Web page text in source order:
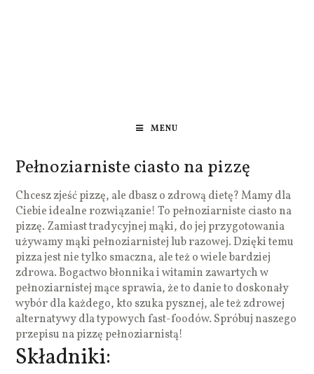
MENU
Pełnoziarniste ciasto na pizzę
Chcesz zjeść pizzę, ale dbasz o zdrową dietę? Mamy dla
Ciebie idealne rozwiązanie! To pełnoziarniste ciasto na
pizzę. Zamiast tradycyjnej mąki, do jej przygotowania
używamy mąki pełnoziarnistej lub razowej. Dzięki temu
pizza jest nie tylko smaczna, ale też o wiele bardziej
zdrowa. Bogactwo błonnika i witamin zawartych w
pełnoziarnistej mące sprawia, że to danie to doskonały
wybór dla każdego, kto szuka pysznej, ale też zdrowej
alternatywy dla typowych fast-foodów. Spróbuj naszego
przepisu na pizzę pełnoziarnistą!
Składniki: